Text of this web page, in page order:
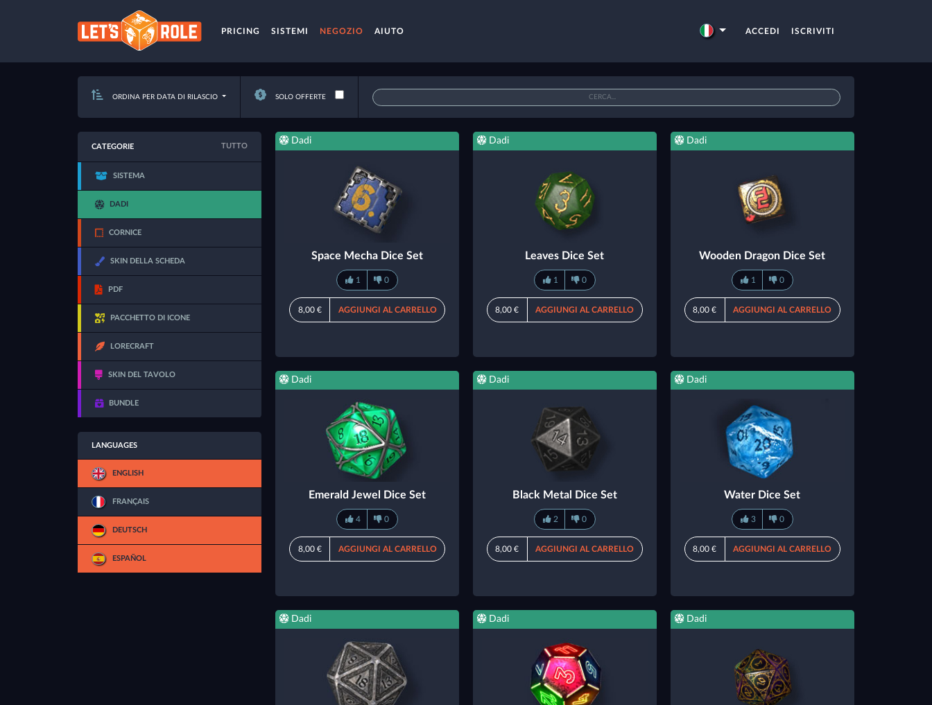
PRICING SISTEMI NEGOZIO AIUTO ACCEDI ISCRIVITI
ORDINA PER DATA DI RILASCIO SOLO OFFERTE
CATEGORIE TUTTO
SISTEMA
DADI
CORNICE
SKIN DELLA SCHEDA
PDF
PACCHETTO DI ICONE
LORECRAFT
SKIN DEL TAVOLO
BUNDLE
LANGUAGES
ENGLISH
FRANÇAIS
DEUTSCH
ESPAÑOL
Dadi
Space Mecha Dice Set
1 0
8,00 € AGGIUNGI AL CARRELLO
Dadi
Leaves Dice Set
1 0
8,00 € AGGIUNGI AL CARRELLO
Dadi
Wooden Dragon Dice Set
1 0
8,00 € AGGIUNGI AL CARRELLO
Dadi
Emerald Jewel Dice Set
4 0
8,00 € AGGIUNGI AL CARRELLO
Dadi
Black Metal Dice Set
2 0
8,00 € AGGIUNGI AL CARRELLO
Dadi
Water Dice Set
3 0
8,00 € AGGIUNGI AL CARRELLO
Dadi Dadi Dadi